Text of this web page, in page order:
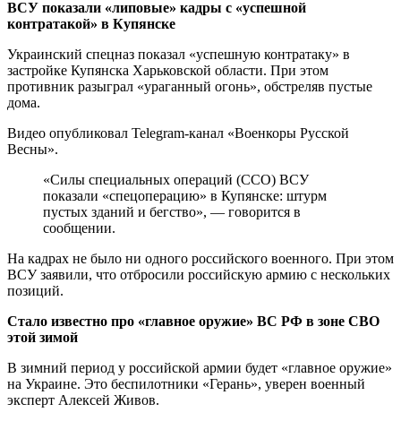
ВСУ показали «липовые» кадры с «успешной
контратакой» в Купянске
Украинский спецназ показал «успешную контратаку» в
застройке Купянска Харьковской области. При этом
противник разыграл «ураганный огонь», обстреляв пустые
дома.
Видео опубликовал Telegram-канал «Военкоры Русской
Весны».
«Силы специальных операций (ССО) ВСУ
показали «спецоперацию» в Купянске: штурм
пустых зданий и бегство», — говорится в
сообщении.
На кадрах не было ни одного российского военного. При этом
ВСУ заявили, что отбросили российскую армию с нескольких
позиций.
Стало известно про «главное оружие» ВС РФ в зоне СВО
этой зимой
В зимний период у российской армии будет «главное оружие»
на Украине. Это беспилотники «Герань», уверен военный
эксперт Алексей Живов.